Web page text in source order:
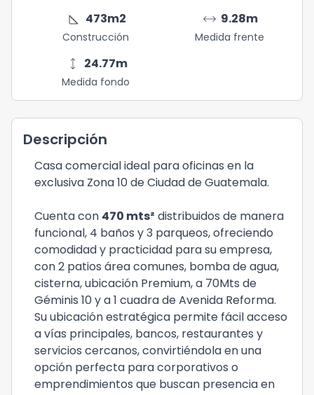
square_foot 473m2
Construcción
arrow_range 9.28m
Medida frente
height 24.77m
Medida fondo
Descripción
Casa comercial ideal para oficinas en la
exclusiva Zona 10 de Ciudad de Guatemala.
Cuenta con 470 mts² distribuidos de manera
funcional, 4 baños y 3 parqueos, ofreciendo
comodidad y practicidad para su empresa,
con 2 patios área comunes, bomba de agua,
cisterna, ubicación Premium, a 70Mts de
Géminis 10 y a 1 cuadra de Avenida Reforma.
Su ubicación estratégica permite fácil acceso
a vías principales, bancos, restaurantes y
servicios cercanos, convirtiéndola en una
opción perfecta para corporativos o
emprendimientos que buscan presencia en